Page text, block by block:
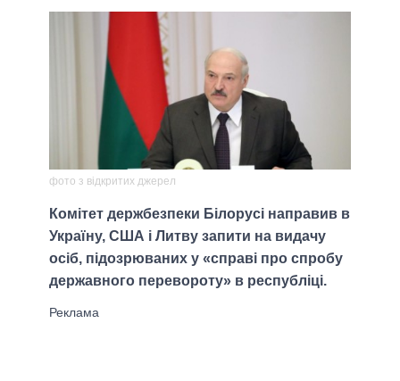
фото з відкритих джерел
Комітет держбезпеки Білорусі направив в
Україну, США і Литву запити на видачу
осіб, підозрюваних у «справі про спробу
державного перевороту» в республіці.